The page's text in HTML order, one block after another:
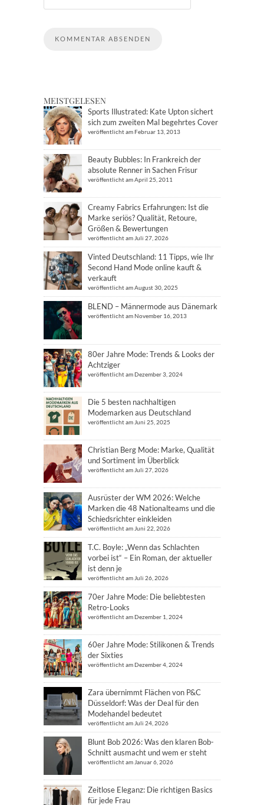
MEISTGELESEN
Sports Illustrated: Kate Upton sichert
sich zum zweiten Mal begehrtes Cover
veröffentlicht am Februar 13, 2013
Beauty Bubbles: In Frankreich der
absolute Renner in Sachen Frisur
veröffentlicht am April 25, 2011
Creamy Fabrics Erfahrungen: Ist die
Marke seriös? Qualität, Retoure,
Größen & Bewertungen
veröffentlicht am Juli 27, 2026
Vinted Deutschland: 11 Tipps, wie Ihr
Second Hand Mode online kauft &
verkauft
veröffentlicht am August 30, 2025
BLEND – Männermode aus Dänemark
veröffentlicht am November 16, 2013
80er Jahre Mode: Trends & Looks der
Achtziger
veröffentlicht am Dezember 3, 2024
Die 5 besten nachhaltigen
Modemarken aus Deutschland
veröffentlicht am Juni 25, 2025
Christian Berg Mode: Marke, Qualität
und Sortiment im Überblick
veröffentlicht am Juli 27, 2026
Ausrüster der WM 2026: Welche
Marken die 48 Nationalteams und die
Schiedsrichter einkleiden
veröffentlicht am Juni 22, 2026
T.C. Boyle: „Wenn das Schlachten
vorbei ist“ – Ein Roman, der aktueller
ist denn je
veröffentlicht am Juli 26, 2026
70er Jahre Mode: Die beliebtesten
Retro-Looks
veröffentlicht am Dezember 1, 2024
60er Jahre Mode: Stilikonen & Trends
der Sixties
veröffentlicht am Dezember 4, 2024
Zara übernimmt Flächen von P&C
Düsseldorf: Was der Deal für den
Modehandel bedeutet
veröffentlicht am Juli 24, 2026
Blunt Bob 2026: Was den klaren Bob-
Schnitt ausmacht und wem er steht
veröffentlicht am Januar 6, 2026
Zeitlose Eleganz: Die richtigen Basics
für jede Frau